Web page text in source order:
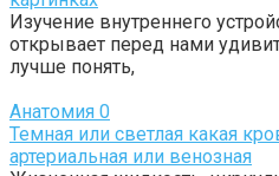
Изучение внутреннего
открывает перед нами
лучше понять,
Анатомия 0
Темная или светлая какая
артериальная или венозная